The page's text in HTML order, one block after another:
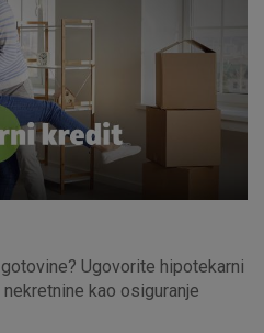
Ugovorite hipotekarni
kao osiguranje